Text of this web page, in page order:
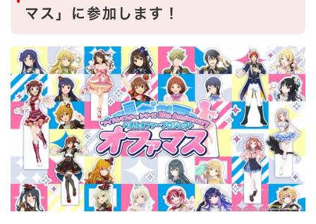
マス」に参加します！